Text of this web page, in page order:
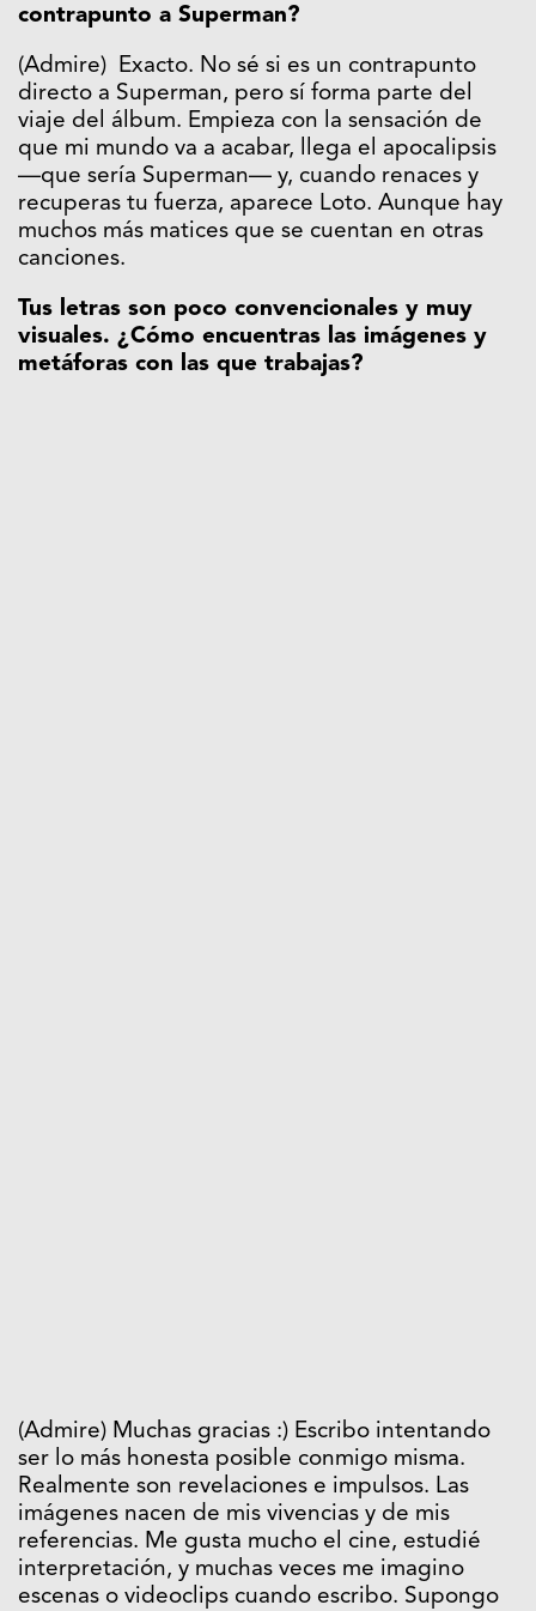
contrapunto a Superman?
(Admire) Exacto. No sé si es un contrapunto
directo a Superman, pero sí forma parte del
viaje del álbum. Empieza con la sensación de
que mi mundo va a acabar, llega el apocalipsis
—que sería Superman— y, cuando renaces y
recuperas tu fuerza, aparece Loto. Aunque hay
muchos más matices que se cuentan en otras
canciones.
Tus letras son poco convencionales y muy
visuales. ¿Cómo encuentras las imágenes y
metáforas con las que trabajas?
(Admire) Muchas gracias :) Escribo intentando
ser lo más honesta posible conmigo misma.
Realmente son revelaciones e impulsos. Las
imágenes nacen de mis vivencias y de mis
referencias. Me gusta mucho el cine, estudié
interpretación, y muchas veces me imagino
escenas o videoclips cuando escribo. Supongo